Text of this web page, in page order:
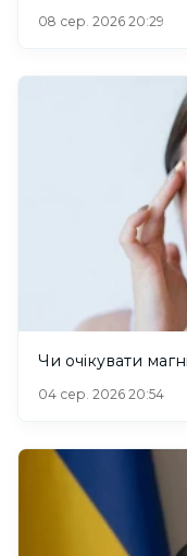
08 сер. 2026 20:29
Чи очікувати
04 сер. 2026 20:54